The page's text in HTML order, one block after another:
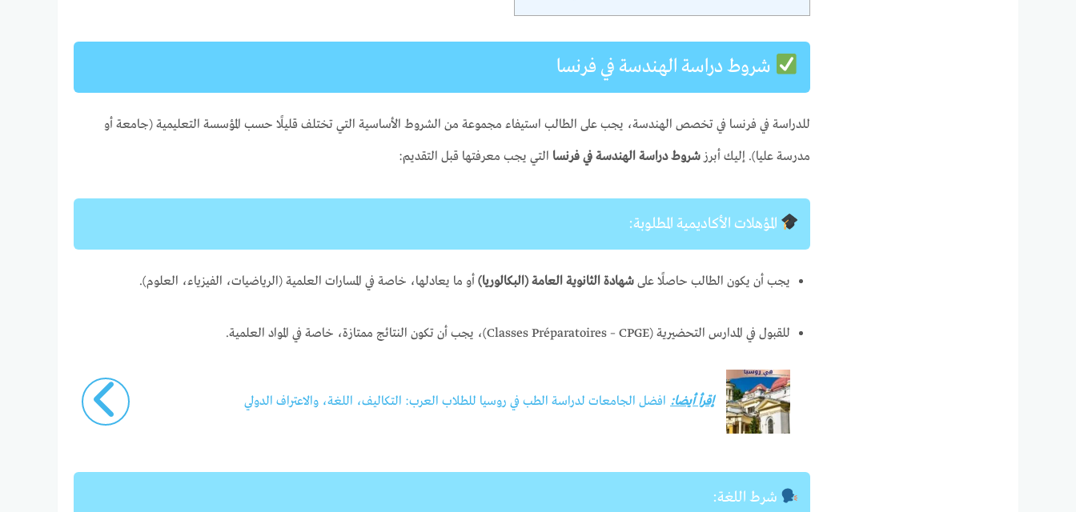
شروط دراسة الهندسة في فرنسا
للدراسة في فرنسا في تخصص الهندسة، يجب على الطالب استيفاء مجموعة من الشروط الأساسية التي تختلف قليلًا حسب المؤسسة التعليمية (جامعة أو
مدرسة عليا). إليك أبرزشروط دراسة الهندسة في فرنسا التي يجب معرفتها قبل التقديم:
المؤهلات الأكاديمية المطلوبة:
يجب أن يكون الطالب حاصلًا على شهادة الثانوية العامة (البكالوريا) أو ما يعادلها، خاصة في المسارات العلمية (الرياضيات، الفيزياء، العلوم).
للقبول في المدارس التحضيرية (Classes Préparatoires – CPGE)، يجب أن تكون النتائج ممتازة، خاصة في المواد العلمية.
إقرأ أيضا: افضل الجامعات لدراسة الطب في روسيا للطلاب العرب: التكاليف، اللغة، والاعتراف الدولي
شرط اللغة: